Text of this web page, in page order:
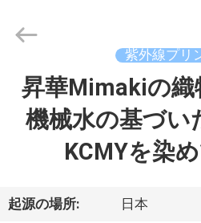
ホ
製
2015
Digital
Supplier
紫外線プリ
昇華Mimakiの
機械水の基づい
KCMYを染
起源の場所: 日本